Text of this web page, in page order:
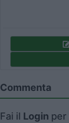
Commenta
Fai il Login per